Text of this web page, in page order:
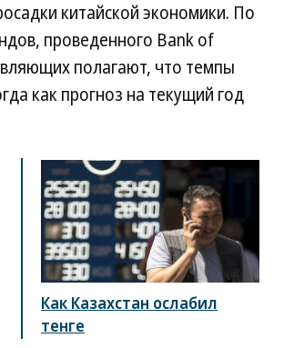
китайской экономики. По
проведенного Bank of
полагают, что темпы
как прогноз на текущий год
Как Казахстан ослабил
тенге